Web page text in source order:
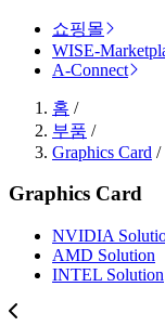
쇼핑몰
WISE-
A-Connect
홈 /
부품 /
Graphics Card /
Graphics Card
NVIDIA
AMD Solution
INTEL Solution